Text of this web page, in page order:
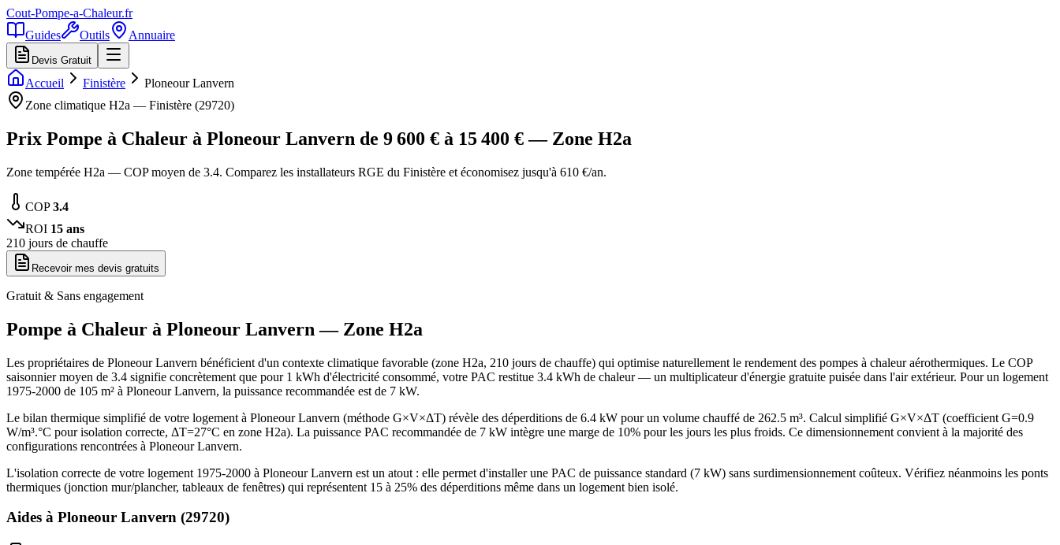
Cout-Pompe-a-Chaleur.fr
Guides
Outils Annuaire
Devis Gratuit
Accueil Finistère
Ploneour Lanvern
Zone climatique H2a — Finistère (29720)
Prix Pompe à Chaleur à Ploneour Lanvern de 9 600 € à 15 400 € — Zone H2a
Zone tempérée H2a — COP moyen de 3.4. Comparez les installateurs RGE du Finistère et économisez jusqu'à 610 €/an.
COP3.4
ROI 15 ans
210 jours de chauffe
Recevoir mes devis gratuits
Gratuit & Sans engagement
Pompe à Chaleur à Ploneour Lanvern — Zone H2a
Les propriétaires de Ploneour Lanvern bénéficient d'un contexte climatique favorable (zone H2a, 210 jours de chauffe) qui optimise naturellement le rendement des pompes à chaleur aérothermiques. Le COP
saisonnier moyen de 3.4 signifie concrètement que pour 1 kWh d'électricité consommé, votre PAC restitue 3.4 kWh de chaleur — un multiplicateur d'énergie gratuite puisée dans l'air extérieur. Pour un logement
1975-2000 de 105 m² à Ploneour Lanvern, la puissance recommandée est de 7 kW.
Le bilan thermique simplifié de votre logement à Ploneour Lanvern (méthode G×V×ΔT) révèle des déperditions de 6.4 kW pour un volume chauffé de 262.5 m³. Calcul simplifié G×V×ΔT (coefficient G=0.9
W/m³.°C pour isolation correcte, ΔT=27°C en zone H2a). La puissance PAC recommandée de 7 kW intègre une marge de 10% pour les jours les plus froids. Ce dimensionnement convient à la majorité des
configurations rencontrées à Ploneour Lanvern.
L'isolation correcte de votre logement 1975-2000 à Ploneour Lanvern est un atout : elle permet d'installer une PAC de puissance standard (7 kW) sans surdimensionnement coûteux. Vérifiez néanmoins les ponts
thermiques (jonction mur/plancher, tableaux de fenêtres) qui représentent 15 à 25% des déperditions même dans un logement bien isolé.
Aides à Ploneour Lanvern (29720)